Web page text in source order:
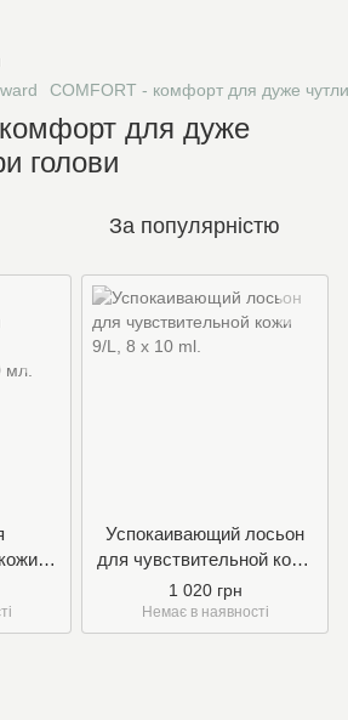
COMFORT - комфорт для дуже
для дуже
голови
За популярністю
Успокаивающий лосьон
для чувствительной кожи
9/L
1 020 грн
Немає в наявності